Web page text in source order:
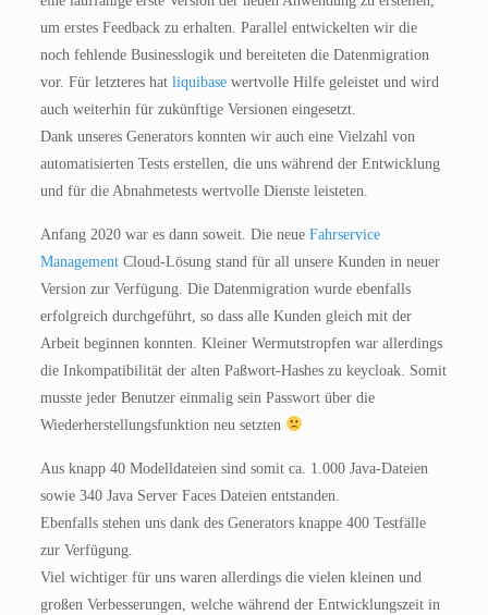
um erstes Feedback zu erhalten. Parallel entwickelten wir die
noch fehlende Businesslogik und bereiteten die Datenmigration
vor. Für letzteres hat liquibasewertvolle Hilfe geleistet und wird
auch weiterhin für zukünftige Versionen eingesetzt.
Dank unseres Generators konnten wir auch eine Vielzahl von
automatisierten Tests erstellen, die uns während der Entwicklung
und für die Abnahmetests wertvolle Dienste leisteten.
Anfang 2020 war es dann soweit. Die neue Fahrservice
ManagementCloud-Lösung stand für all unsere Kunden in neuer
Version zur Verfügung. Die Datenmigration wurde ebenfalls
erfolgreich durchgeführt, so dass alle Kunden gleich mit der
Arbeit beginnen konnten. Kleiner Wermutstropfen war allerdings
die Inkompatibilität der alten Paßwort-Hashes zu keycloak. Somit
musste jeder Benutzer einmalig sein Passwort über die
Wiederherstellungsfunktion neu setzten
Aus knapp 40 Modelldateien sind somit ca. 1.000 Java-Dateien
sowie 340 Java Server Faces Dateien entstanden.
Ebenfalls stehen uns dank des Generators knappe 400 Testfälle
zur Verfügung.
Viel wichtiger für uns waren allerdings die vielen kleinen und
großen Verbesserungen, welche während der Entwicklungszeit in